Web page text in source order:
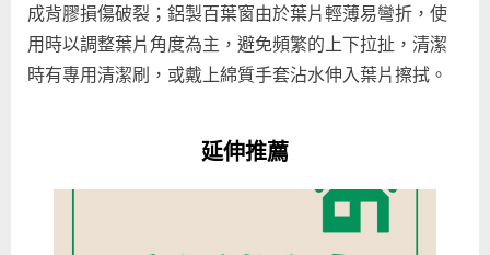
成背膠損傷破裂；鋁製百葉窗由於葉片輕薄易彎折，使
用時以調整葉片角度為主，避免頻繁的上下拉扯，清潔
時有專用清潔刷，或戴上綿質手套沾水伸入葉片擦拭。
延伸推薦